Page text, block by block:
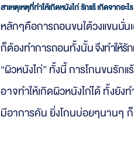
สาเหตุเหตุที่ทำให้เกิดหนังไก่ รักแร้ เกิดจากอะไร
หลักๆคือการถอนขนใต้วงแขนนั่น
ก็ต้องทำการถอนทั้งนั้น จึงทำให้รั
“ผิวหนังไก่” ทั้งนี้ การโกนขนรัก
อาจทำให้เกิดผิวหนังไก่ได้ทั้งยัง
มีอาการคัน ยิ่งโกนบ่อยๆนานๆ